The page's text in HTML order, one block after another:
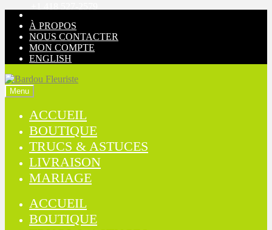
Aller
navigation
Aller
contenu
À PROPOS
NOUS CONTACTER
MON COMPTE
ENGLISH
Menu
ACCUEIL
BOUTIQUE
TRUCS & ASTUCES
LIVRAISON
MARIAGE
ACCUEIL
BOUTIQUE